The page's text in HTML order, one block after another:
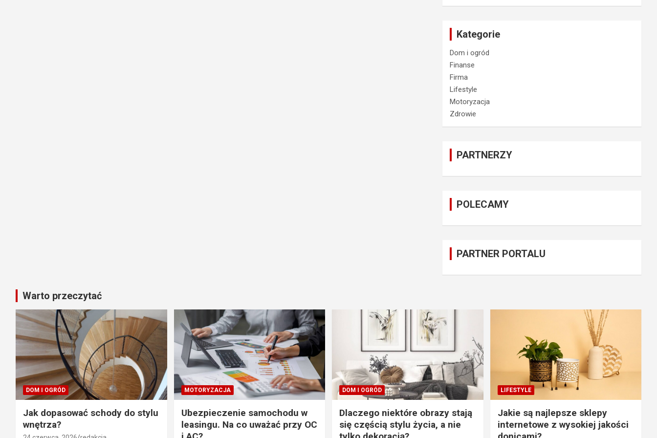
Kategorie
Dom i ogród
Finanse
Firma
Lifestyle
Motoryzacja
Zdrowie
PARTNERZY
POLECAMY
PARTNER PORTALU
Warto przeczytać
DOM I OGRÓD
Jak dopasować schody do stylu
wnętrza?
MOTORYZACJA
Ubezpieczenie samochodu w
leasingu. Na co uważać przy OC
DOM I OGRÓD
Dlaczego niektóre obrazy stają
się częścią stylu życia, a nie
LIFESTYLE
Jakie są najlepsze sklepy
internetowe z wysokiej jakości